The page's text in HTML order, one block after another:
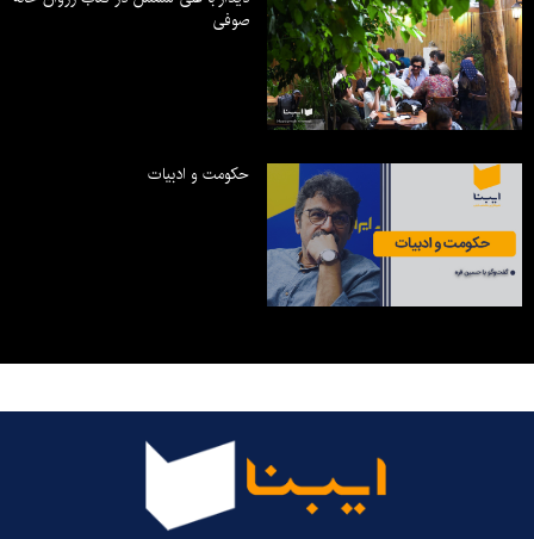
صوفی
حکومت و ادبیات